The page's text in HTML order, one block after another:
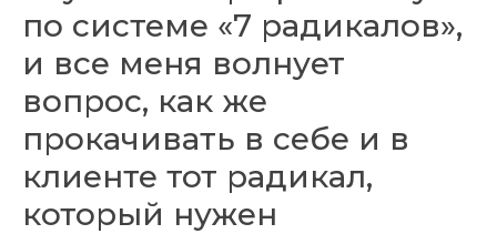
по системе «7 радикалов»,
и все меня волнует
вопрос, как же
прокачивать в себе и в
клиенте тот радикал,
который нужен